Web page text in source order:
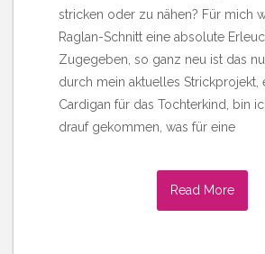
stricken oder zu nähen? Für mich
Raglan-Schnitt eine absolute
Zugegeben, so ganz neu ist das
durch mein aktuelles Strickprojekt,
Cardigan für das Tochterkind, bin
drauf gekommen, was für eine
Read More